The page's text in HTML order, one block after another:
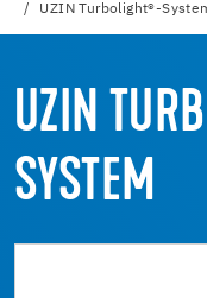
UZIN Turbolight®-
UZIN
SYSTEM